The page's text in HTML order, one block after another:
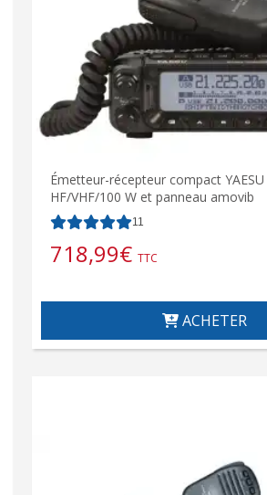
Émetteur-récepteur compact YAESU
HF/VHF/100 W et panneau amovib
11
718,99€ TTC
ACHETER